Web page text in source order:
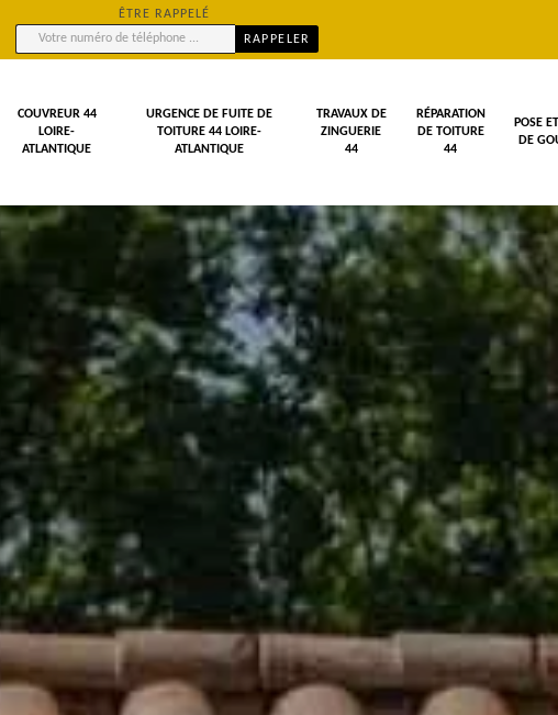
ÊTRE RAPPELÉ
COUVREUR 44
LOIRE-
ATLANTIQUE
URGENCE DE FUITE DE
TOITURE 44 LOIRE-
ATLANTIQUE
TRAVAUX DE
ZINGUERIE
44
RÉPARATION
DE TOITURE
44
POSE
DE